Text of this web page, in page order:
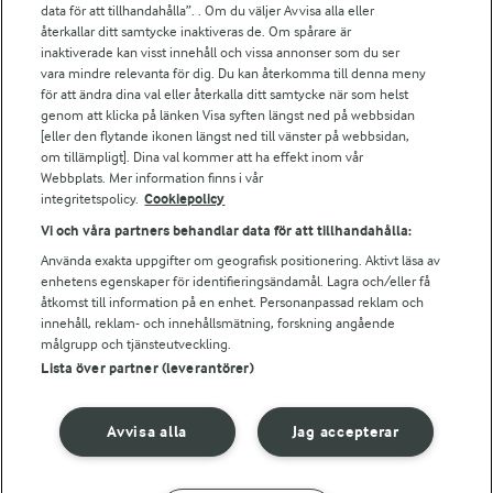
Falbygdens Ost
Arla webbshop
Bildbank
Följ oss
© 2026 Arla Foods
Integritetspolicy
data för att tillhandahålla”. . Om du väljer Avvisa alla eller
återkallar ditt samtycke inaktiveras de. Om spårare är
inaktiverade kan visst innehåll och vissa annonser som du ser
vara mindre relevanta för dig. Du kan återkomma till denna meny
för att ändra dina val eller återkalla ditt samtycke när som helst
genom att klicka på länken Visa syften längst ned på webbsidan
[eller den flytande ikonen längst ned till vänster på webbsidan,
om tillämpligt]. Dina val kommer att ha effekt inom vår
Webbplats. Mer information finns i vår
integritetspolicy. Cookiepolicy
Vi och våra partners behandlar data för att tillhandahålla:
Använda exakta uppgifter om geografisk positionering. Aktivt läsa av
enhetens egenskaper för identifieringsändamål. Lagra och/eller få
åtkomst till information på en enhet. Personanpassad reklam och
innehåll, reklam- och innehållsmätning, forskning angående
målgrupp och tjänsteutveckling.
Lista över partner (leverantörer)
Jag accepterar
Avvisa alla